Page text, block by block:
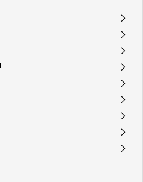
A
A
A
A
A
A
A
A
A